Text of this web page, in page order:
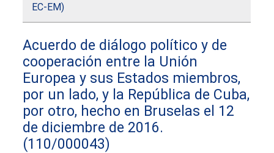
EC-EM)
Acuerdo de diálogo político y de
cooperación entre la Unión
Europea y sus Estados miembros,
por un lado, y la República de Cuba,
por otro, hecho en Bruselas el 12
de diciembre de 2016.
(110/000043)